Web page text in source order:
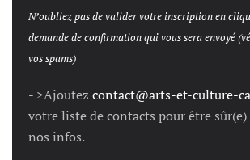
N’oubliez pas de valider votre inscription en
demande de confirmation qui vous sera envoyé
vos spams)
- >Ajoutez contact@arts-et-culture-
votre liste de contacts pour être
nos infos.